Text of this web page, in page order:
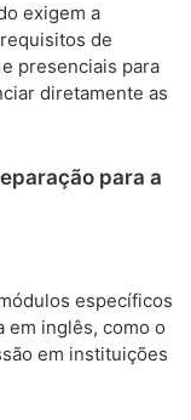
exigem a
de
presenciais para
diretamente as
para a
específicos
em inglês, como o
em instituições